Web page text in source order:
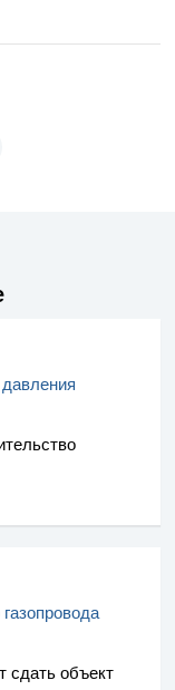
сдать объект